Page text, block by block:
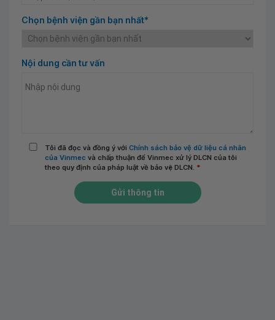
Chọn bệnh viện gần bạn nhất*
Nội dung cần tư vấn
Tôi đã đọc và đồng ý với Chính sách bảo vệ dữ liệu cá nhân
của Vinmec và chấp thuận để Vinmec xử lý DLCN của tôi
theo quy định của pháp luật về bảo vệ DLCN. *
Gửi thông tin